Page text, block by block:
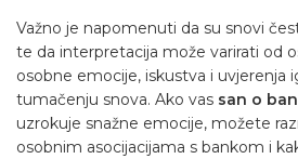
Važno je napomenuti da su snovi
te da interpretacija može varirati od
osobne emocije, iskustva i uvjerenja
tumačenju snova. Ako vas san o
uzrokuje snažne emocije, možete
osobnim asocijacijama s bankom i